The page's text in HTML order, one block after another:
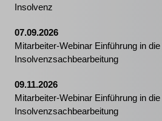
Insolvenz
07.09.2026
Mitarbeiter-Webinar Einführung in die
Insolvenzsachbearbeitung
09.11.2026
Mitarbeiter-Webinar Einführung in die
Insolvenzsachbearbeitung